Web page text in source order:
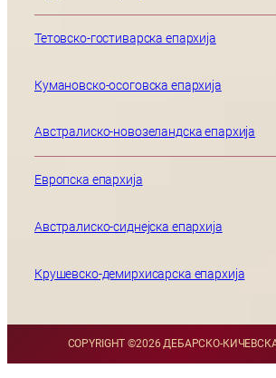
Тетовско-гостиварска епархија
Кумановско-осоговска епархија
Австралиско-новозеландска епархија
Европска епархија
Австралиско-сиднејска епархија
Крушевско-демирхисарска епархија
COPYRIGHT ©2026 ДЕБАРСКО-